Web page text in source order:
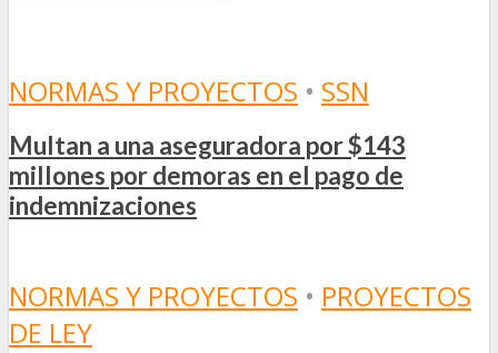
NORMAS Y PROYECTOS • SSN
Multan a una aseguradora por $143
millones por demoras en el pago de
indemnizaciones
NORMAS Y PROYECTOS • PROYECTOS
DE LEY